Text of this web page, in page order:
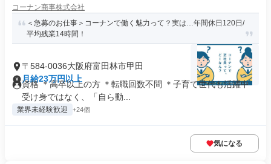
コーナン商事株式会社
＜急募のお仕事＞コーナンで働く魅力って？実は…年間休日120日/
平均残業14時間！
〒584-0036大阪府富田林市甲田
月給23万円以上
資格 ＊高卒以上の方 ＊転職回数不問 ＊子育て世代も活躍中
受け身ではなく、「自ら動...
業界未経験歓迎 +24個
気になる